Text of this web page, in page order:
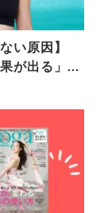
い原因】
が出る」と